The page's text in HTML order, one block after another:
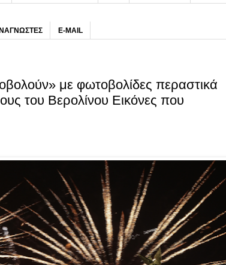
E-MAIL
με φωτοβολίδες περαστικά
του Bερολίνου Εικόνες που